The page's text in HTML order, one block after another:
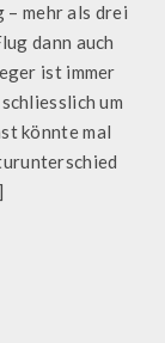
– mehr als drei
dann auch
ist immer
um
könnte mal